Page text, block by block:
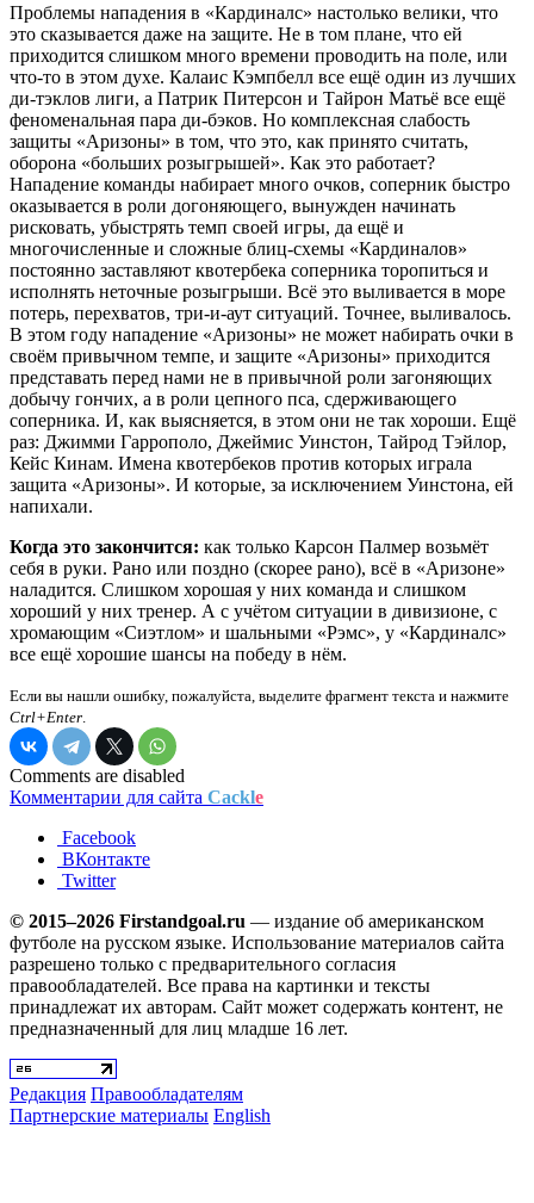
Проблемы нападения в «Кардиналс» настолько велики, что
это сказывается даже на защите. Не в том плане, что ей
приходится слишком много времени проводить на поле, или
что-то в этом духе. Калаис Кэмпбелл все ещё один из лучших
ди-тэклов лиги, а Патрик Питерсон и Тайрон Матьё все ещё
феноменальная пара ди-бэков. Но комплексная слабость
защиты «Аризоны» в том, что это, как принято считать,
оборона «больших розыгрышей». Как это работает?
Нападение команды набирает много очков, соперник быстро
оказывается в роли догоняющего, вынужден начинать
рисковать, убыстрять темп своей игры, да ещё и
многочисленные и сложные блиц-схемы «Кардиналов»
постоянно заставляют квотербека соперника торопиться и
исполнять неточные розыгрыши. Всё это выливается в море
потерь, перехватов, три-и-аут ситуаций. Точнее, выливалось.
В этом году нападение «Аризоны» не может набирать очки в
своём привычном темпе, и защите «Аризоны» приходится
представать перед нами не в привычной роли загоняющих
добычу гончих, а в роли цепного пса, сдерживающего
соперника. И, как выясняется, в этом они не так хороши. Ещё
раз: Джимми Гаррополо, Джеймис Уинстон, Тайрод Тэйлор,
Кейс Кинам. Имена квотербеков против которых играла
защита «Аризоны». И которые, за исключением Уинстона, ей
напихали.
Когда это закончится: как только Карсон Палмер возьмёт
себя в руки. Рано или поздно (скорее рано), всё в «Аризоне»
наладится. Слишком хорошая у них команда и слишком
хороший у них тренер. А с учётом ситуации в дивизионе, с
хромающим «Сиэтлом» и шальными «Рэмс», у «Кардиналс»
все ещё хорошие шансы на победу в нём.
Если вы нашли ошибку, пожалуйста, выделите фрагмент текста и нажмите
Ctrl+Enter
Comments are disabled
Комментарии для сайта Cackle
Facebook
ВКонтакте
Twitter
© 2015–2026 Firstandgoal.ru — издание об американском
футболе на русском языке. Использование материалов cайта
разрешено только с предварительного согласия
правообладателей. Все права на картинки и тексты
принадлежат их авторам. Сайт может содержать контент, не
предназначенный для лиц младше 16 лет.
Редакция Правообладателям
Партнерские материалы English